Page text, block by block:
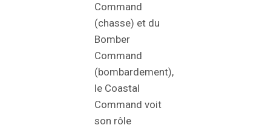
Command
(chasse) et du
Bomber
Command
(bombardement),
le Coastal
Command voit
son rôle